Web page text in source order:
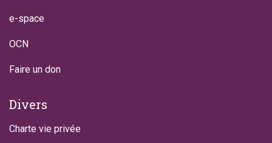
e-space
OCN
Faire un don
Divers
Charte vie privée